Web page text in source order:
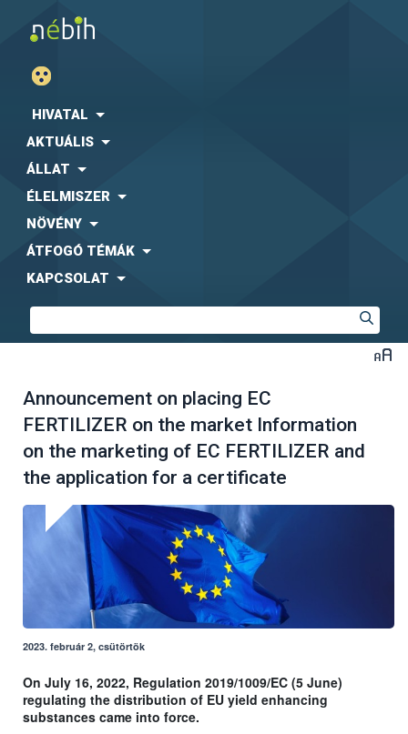
HIVATAL
AKTUÁLIS
ÁLLAT
ÉLELMISZER
NÖVÉNY
ÁTFOGÓ TÉMÁK
KAPCSOLAT
Announcement on placing EC
FERTILIZER on the market Information
on the marketing of EC FERTILIZER and
the application for a certificate
2023. február 2, csütörtök
On July 16, 2022, Regulation 2019/1009/EC (5 June)
regulating the distribution of EU yield enhancing
substances came into force.